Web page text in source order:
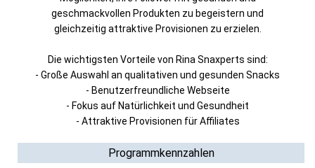
geschmackvollen Produkten zu begeistern und
gleichzeitig attraktive Provisionen zu erzielen.
Die wichtigsten Vorteile von Rina Snaxperts sind:
- Große Auswahl an qualitativen und gesunden Snacks
- Benutzerfreundliche Webseite
- Fokus auf Natürlichkeit und Gesundheit
- Attraktive Provisionen für Affiliates
Programmkennzahlen